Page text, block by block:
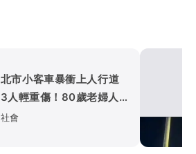
北市小客車暴衝上人行道
3人輕重傷！80歲老婦人送
醫不治
社會